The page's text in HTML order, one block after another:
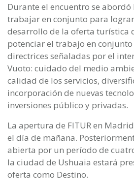
Durante el encuentro se abordó
trabajar en conjunto para
desarrollo de la oferta turística
potenciar el trabajo en conjunto
directrices señaladas por el
Vuoto: cuidado del medio
calidad de los servicios,
incorporación de nuevas
inversiones público y privadas.
La apertura de FITUR en
el día de mañana.
abierta por un período de
la ciudad de Ushuaia estará
oferta como Destino.